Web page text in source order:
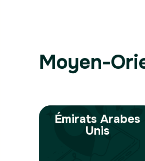
Moyen-
Émirats Arabes
Unis